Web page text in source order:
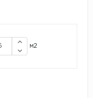
Дуб
м2